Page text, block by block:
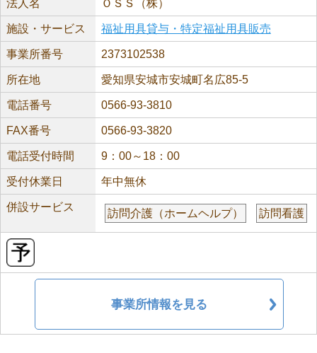
法人名 ＯＳＳ（株）
施設・サービス 福祉用具貸与・特定福祉用具販売
事業所番号 2373102538
所在地 愛知県安城市安城町名広85-5
電話番号 0566-93-3810
FAX番号 0566-93-3820
電話受付時間 9：00～18：00
受付休業日 年中無休
併設サービス
訪問介護（ホームヘルプ） 訪問看護
事業所情報を見る